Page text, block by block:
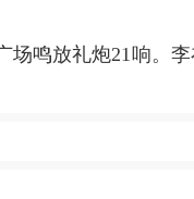
鸣放礼炮21响。李